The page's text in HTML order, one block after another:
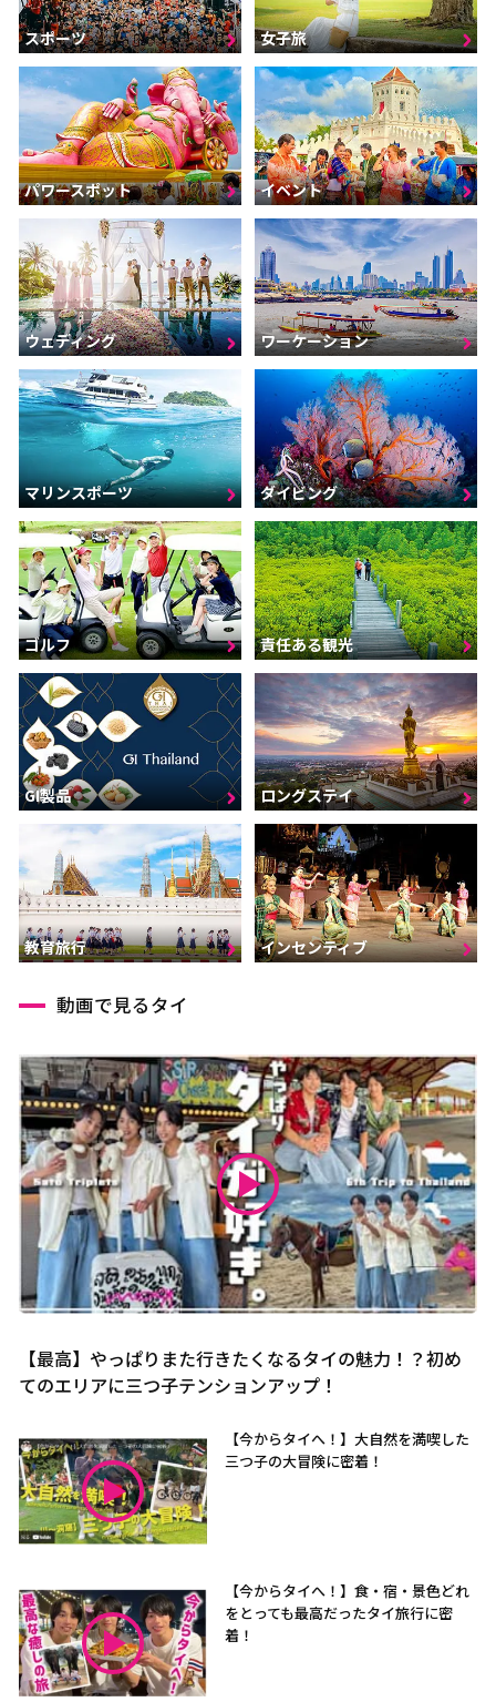
スポーツ 女子旅
パワースポット イベント
ウェディング ワーケーション
マリンスポーツ ダイビング
ゴルフ 責任ある観光
GI製品 ロングステイ
教育旅行 インセンティブ
動画で見るタイ
【最高】やっぱりまた行きたくなるタイの魅力！？初め
てのエリアに三つ子テンションアップ！
【今からタイへ！】大自然を満喫した
三つ子の大冒険に密着！
【今からタイへ！】食・宿・景色どれ
をとっても最高だったタイ旅行に密
着！